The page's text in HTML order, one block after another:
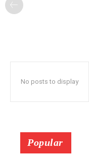
No posts to display
Popular